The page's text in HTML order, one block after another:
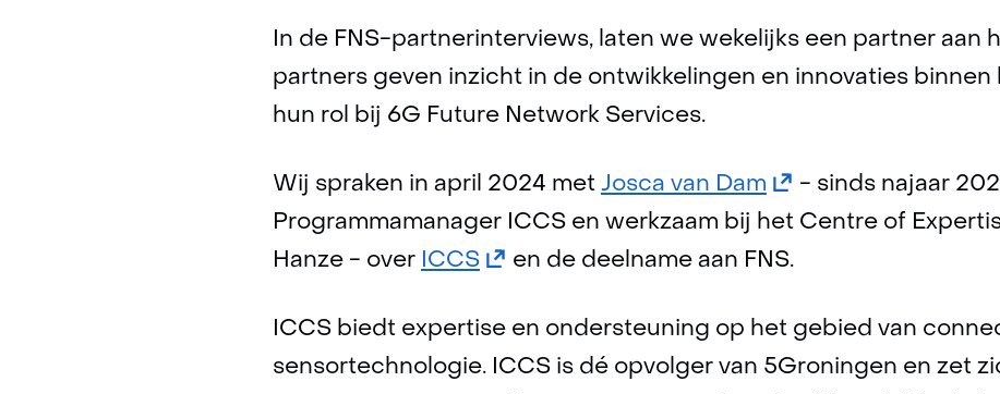
In de FNS-partnerinterviews, laten we wekelijks een partner aan
partners geven inzicht in de ontwikkelingen en innovaties binnen
hun rol bij 6G Future Network Services.
Wij spraken in april 2024 met Josca van Dam(opent
in
nieuw
(verwijst
naar
- sinds najaar
Programmamanager ICCS en werkzaam bij het Centre of
Hanze - over ICCS(opent
nieuw
venster)
en de deelname aan FNS.
ICCS biedt expertise en ondersteuning op het gebied van
sensortechnologie. ICCS is dé opvolger van 5Groningen en zet